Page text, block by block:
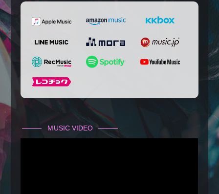
MUSIC VIDEO